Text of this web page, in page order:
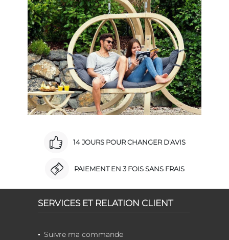
14 JOURS POUR CHANGER D'AVIS
PAIEMENT EN 3 FOIS SANS FRAIS
SERVICES ET RELATION CLIENT
Suivre ma commande